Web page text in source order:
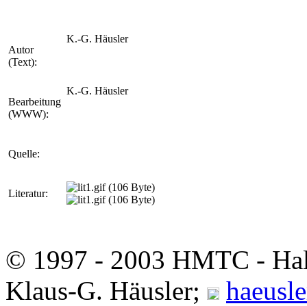
Autor
(Text):
K.-G. Häusler
Bearbeitung
(WWW):
K.-G. Häusler
Quelle:
Literatur:
© 1997 - 2003 HMTC -
Klaus-G. Häusler;